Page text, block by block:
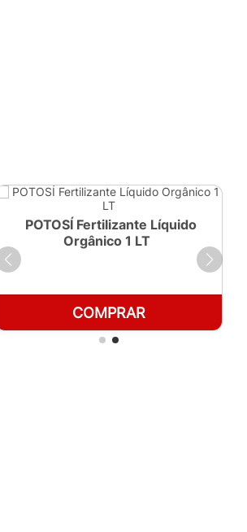
POTOSÍ Fertilizante Líquido
Orgânico 1 LT
COMPRAR